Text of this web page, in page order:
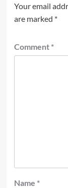
Your email
are marked *
Comment *
Name *